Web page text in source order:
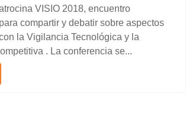
VISIO 2018, encuentro
compartir y debatir sobre aspectos
la Vigilancia Tecnológica y la
. La conferencia se...